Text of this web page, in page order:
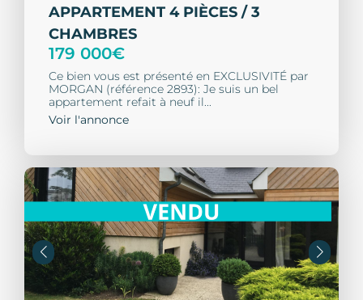
APPARTEMENT 4 PIÈCES / 3
CHAMBRES
179 000€
Ce bien vous est présenté en EXCLUSIVITÉ par
MORGAN (référence 2893): Je suis un bel
appartement refait à neuf il...
Voir l'annonce